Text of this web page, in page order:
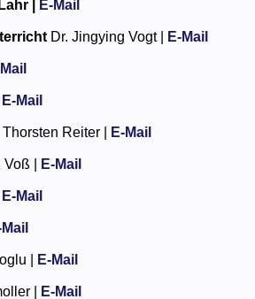
| E-Mail
Dr. Jingying Vogt | E-Mail
E-Mail
Thorsten Reiter | E-Mail
Voß | E-Mail
E-Mail
Mail
| E-Mail
| E-Mail